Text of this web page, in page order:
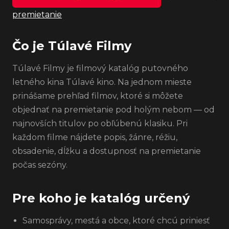
premietanie
Čo je Túlavé Filmy
Túlavé Filmy je filmový katalóg putovného
letného kina Túlavé kino. Na jednom mieste
prinášame prehľad filmov, ktoré si môžete
objednať na premietanie pod holým nebom — od
najnovších titulov po obľúbenú klasiku. Pri
každom filme nájdete popis, žánre, réžiu,
obsadenie, dĺžku a dostupnosť na premietanie
počas sezóny.
Pre koho je katalóg určený
Samosprávy, mestá a obce, ktoré chcú priniesť